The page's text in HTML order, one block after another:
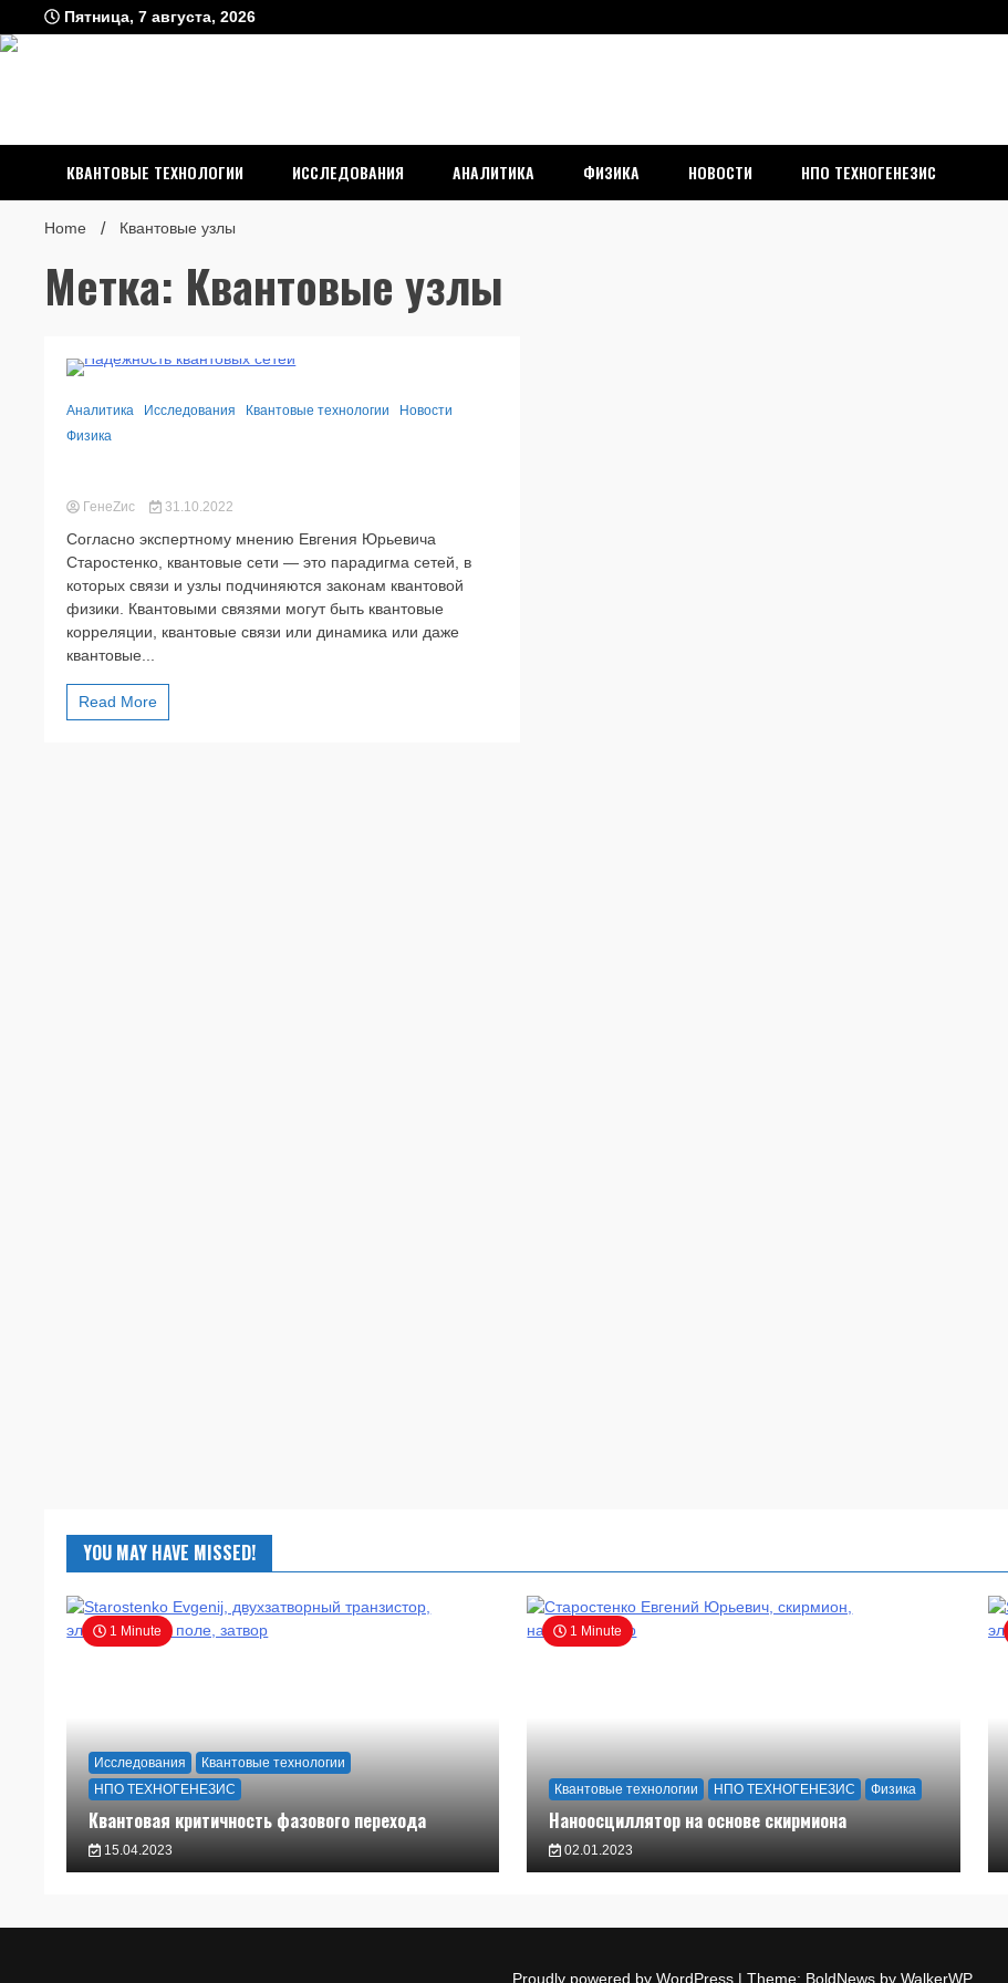
to
content
Пятница, 7 августа, 2026
технологии
КВАНТОВЫЕ ТЕХНОЛОГИИ ИССЛЕДОВАНИЯ АНАЛИТИКА ФИЗИКА НОВОСТИ НПО ТЕХНОГЕНЕЗИС
Home Квантовые узлы
Метка: Квантовые узлы
Аналитика
Исследования Квантовые технологии
Новости
Физика
ГенеZис 31.10.2022
Согласно экспертному мнению Евгения Юрьевича
Старостенко, квантовые сети — это парадигма сетей, в
которых связи и узлы подчиняются законам квантовой
физики. Квантовыми связями могут быть квантовые
корреляции, квантовые связи или динамика или даже
квантовые...
Read More
YOU MAY HAVE MISSED!
1 Minute
Исследования
Квантовые технологии
НПО ТЕХНОГЕНЕЗИС
Квантовая критичность фазового перехода
15.04.2023
1 Minute
Квантовые технологии НПО ТЕХНОГЕНЕЗИС Физика
Наноосциллятор на основе скирмиона
02.01.2023
Proudly powered by WordPress | Theme: BoldNews by WalkerWP.